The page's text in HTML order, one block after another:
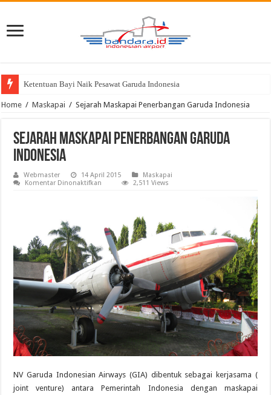
Ketentuan Bayi Naik Pesawat Garuda Indonesia
Home / Maskapai / Sejarah Maskapai Penerbangan Garuda Indonesia
Sejarah Maskapai Penerbangan Garuda
Indonesia
Webmaster 14 April 2015
Maskapai
Komentar Dinonaktifkan
2,511 Views
NV Garuda Indonesian Airways (GIA) dibentuk sebagai kerjasama (
joint venture) antara Pemerintah Indonesia dengan maskapai